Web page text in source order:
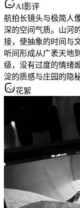
AI影评
航拍长镜头与极简人
深的空间气质。山河
接，使抽象的时间与
听间形成从广袤天地
级，没有过度的情绪
淀的质感与庄园的隐
花絮